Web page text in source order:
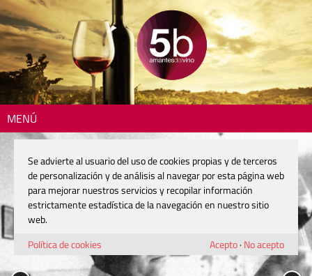
MENÚ
Se advierte al usuario del uso de cookies propias y de terceros
de personalización y de análisis al navegar por esta página web
para mejorar nuestros servicios y recopilar información
estrictamente estadística de la navegación en nuestro sitio
web.
Política de cookies
Acepto· No acepto